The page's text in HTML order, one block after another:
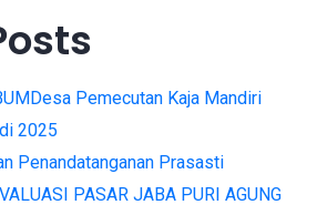
Pemecutan Kaja Mandiri
2025
Penandatanganan Prasasti
PASAR JABA PURI AGUNG